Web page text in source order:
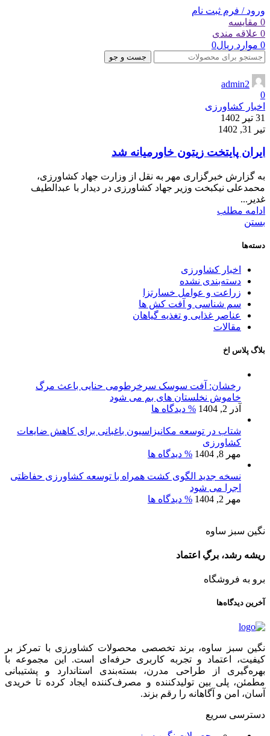
ورود / فرم ثبت نام
0 مقایسه
0 علاقه مندی
0 موارد ریال0
جست و جو
admin2
0
اخبار کشاورزی
31 تیر 1402
تیر 31, 1402
ایران پایتخت زیتون خاورمیانه شد
به گزارش خبرگزاری مهر به نقل از وزارت جهاد کشاورزی،
محمدعلی نیکبخت وزیر جهاد کشاورزی در دیدار با عبدالطیف
غدیر...
ادامه مطلب
بستن
دسته‌ها
اخبار کشاورزی
دسته‌بندی نشده
زراعت و عوامل خسارتزا
سم شناسی و آفت کش ها
عناصر غذایی و تغذیه گیاهان
مقالات
بلاگ پلاس اخ
رخشان: آفت سوسک سرخرطومی حنایی باعث مرگ
خاموش نخلستان های بم می شود
آذر 2, 1404
% دیدگاه ها
شتاب در توسعه مکانیزاسیون باغبانی برای کاهش ضایعات
کشاورزی
مهر 8, 1404
% دیدگاه ها
نسخه جدید الگوی کشت همراه با توسعه کشاورزی حفاظتی
اجرا می شود
مهر 2, 1404
% دیدگاه ها
نگین سبز ساوه
ریشه رشد، برگِ اعتماد
برو به فروشگاه
آخرین دیدگاه‌ها
نگین سبز ساوه، برند تخصصی محصولات کشاورزی با تمرکز بر
کیفیت، اعتماد و تجربه کاربری حرفه‌ای است. این مجموعه با
بهره‌گیری از طراحی مدرن، بسته‌بندی استاندارد و پشتیبانی
مطمئن، پلی بین تولیدکننده و مصرف‌کننده ایجاد کرده تا خریدی
آسان، امن و آگاهانه را رقم بزند.
دسترسی سریع